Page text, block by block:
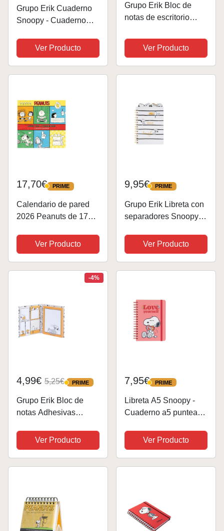
Grupo Erik Cuaderno
Snoopy - Cuaderno
pegatinas | Bullet
Journal - Cuaderno de
notas - Bloc de notas
Ver Producto
Grupo Erik Bloc de
notas de escritorio
Paws - Bloc notas A5 -
Material escolar y
papeleria Snoopy -
Papeleria oficina -
Ver Producto
17,70€ PRIME
PRIME
Calendario de pared
2026 Peanuts de 17
mensual de Portico
Designs
Ver Producto
9,95€ PRIME
PRIME
Grupo Erik Libreta con
separadores Snoopy -
punteado, Libreta niña
| Cuaderno apuntes :
Libreta a5 anillas :
Ver Producto
-4%
4,99€ 5,25€ PRIME
PRIME
Grupo Erik Bloc de
notas Adhesivas
diferentes notas
adhesivas - Notas
adhesivas bonitas -
Ver Producto
7,95€ PRIME
PRIME
Libreta A5 Snoopy -
Cuaderno a5 punteado
Jornal A5 - Libreta de
puntos anillas de Tapa
dura, 180 págs
Ver Producto